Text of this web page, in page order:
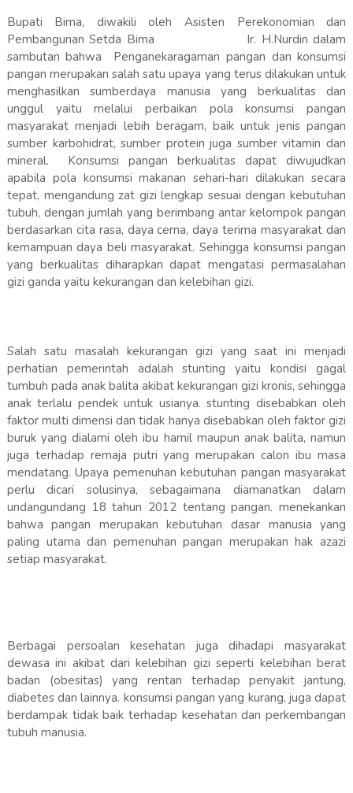
Bupati Bima, diwakili oleh Asisten Perekonomian dan
Pembangunan Setda Bima Ir. H.Nurdin dalam
sambutan bahwa Penganekaragaman pangan dan konsumsi
pangan merupakan salah satu upaya yang terus dilakukan untuk
menghasilkan sumberdaya manusia yang berkualitas dan
unggul yaitu melalui perbaikan pola konsumsi pangan
masyarakat menjadi lebih beragam, baik untuk jenis pangan
sumber karbohidrat, sumber protein juga sumber vitamin dan
mineral. Konsumsi pangan berkualitas dapat diwujudkan
apabila pola konsumsi makanan sehari-hari dilakukan secara
tepat, mengandung zat gizi lengkap sesuai dengan kebutuhan
tubuh, dengan jumlah yang berimbang antar kelompok pangan
berdasarkan cita rasa, daya cerna, daya terima masyarakat dan
kemampuan daya beli masyarakat. Sehingga konsumsi pangan
yang berkualitas diharapkan dapat mengatasi permasalahan
gizi ganda yaitu kekurangan dan kelebihan gizi.
Salah satu masalah kekurangan gizi yang saat ini menjadi
perhatian pemerintah adalah stunting yaitu kondisi gagal
tumbuh pada anak balita akibat kekurangan gizi kronis, sehingga
anak terlalu pendek untuk usianya. stunting disebabkan oleh
faktor multi dimensi dan tidak hanya disebabkan oleh faktor gizi
buruk yang dialami oleh ibu hamil maupun anak balita, namun
juga terhadap remaja putri yang merupakan calon ibu masa
mendatang. Upaya pemenuhan kebutuhan pangan masyarakat
perlu dicari solusinya, sebagaimana diamanatkan dalam
undangundang 18 tahun 2012 tentang pangan. menekankan
bahwa pangan merupakan kebutuhan dasar manusia yang
paling utama dan pemenuhan pangan merupakan hak azazi
setiap masyarakat.
Berbagai persoalan kesehatan juga dihadapi masyarakat
dewasa ini akibat dari kelebihan gizi seperti kelebihan berat
badan (obesitas) yang rentan terhadap penyakit jantung,
diabetes dan lainnya. konsumsi pangan yang kurang, juga dapat
berdampak tidak baik terhadap kesehatan dan perkembangan
tubuh manusia.